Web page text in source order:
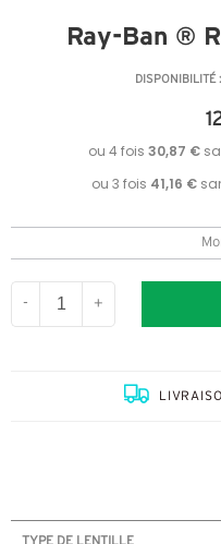
Ray-Ban ®
DISPONIBILITÉ :
- +
TYPE DE LENTILLE